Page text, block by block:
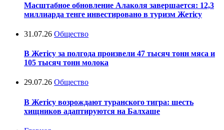
Масштабное обновление Алаколя завершается: 12,3
миллиарда тенге инвестировано в туризм Жетісу
31.07.26 Общество
В Жетісу за полгода произвели 47 тысяч тонн мяса и
105 тысяч тонн молока
29.07.26 Общество
В Жетісу возрождают туранского тигра: шесть
хищников адаптируются на Балхаше